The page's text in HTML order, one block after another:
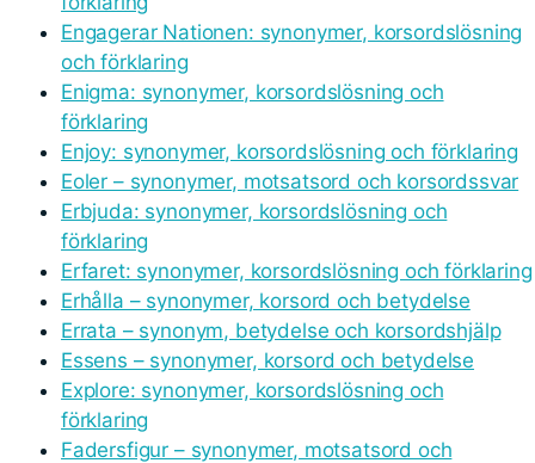
Engagerar Nationen: synonymer, korsordslösning
och förklaring
Enigma: synonymer, korsordslösning och
förklaring
Enjoy: synonymer, korsordslösning och förklaring
Eoler – synonymer, motsatsord och korsordssvar
Erbjuda: synonymer, korsordslösning och
förklaring
Erfaret: synonymer, korsordslösning och förklaring
Erhålla – synonymer, korsord och betydelse
Errata – synonym, betydelse och korsordshjälp
Essens – synonymer, korsord och betydelse
Explore: synonymer, korsordslösning och
förklaring
Fadersfigur – synonymer, motsatsord och